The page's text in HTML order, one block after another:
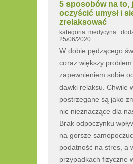
5 sposobów na to,
oczyścić umysł i
zrelaksować
kategoria: medycyna
25/06/2020
W dobie pędzącego
coraz większy problem
zapewnieniem sobie
dawki relaksu. Chwile
postrzegane są jako
nic nieznaczące dla
Brak odpoczynku
na gorsze
podatność na stres, a
przypadkach fizyczne